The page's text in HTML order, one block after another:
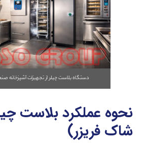
دستگاه بلاست چیلر از تجهیزات آشپزخانه
نحوه عملکرد بلاست
شاک فریزر)